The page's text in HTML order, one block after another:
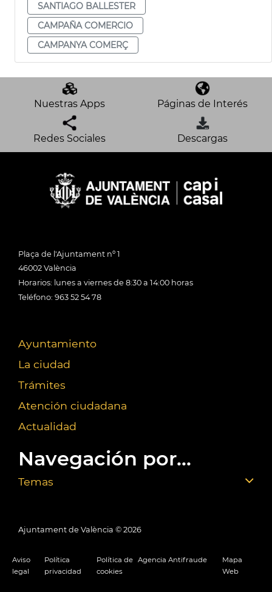
SANTIAGO BALLESTER
CAMPAÑA COMERCIO
CAMPANYA COMERÇ
Nuestras Apps Páginas de Interés
Redes Sociales Descargas
Plaça de l'Ajuntament nº 1
46002 València
Horarios: lunes a viernes de 8:30 a 14:00 horas
Teléfono: 963 52 54 78
Ayuntamiento
La ciudad
Trámites
Atención ciudadana
Actualidad
Navegación por...
Temas
Ajuntament de València © 2026
Aviso
legal
Política
privacidad
Política de
cookies
Agencia Antifraude
Mapa
Web